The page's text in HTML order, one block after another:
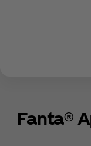
Fanta®